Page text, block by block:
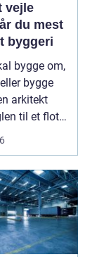
vejle
du mest
byggeri
bygge om,
bygge
arkitekt
til et flot